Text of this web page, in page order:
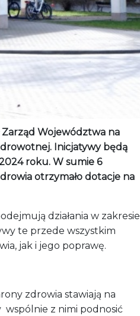
Zarząd Województwa na
Inicjatywy będą
roku. W sumie 6
otrzymało dotacje na
działania w zakresie
te przede wszystkim
jak i jego poprawę.
zdrowia stawiają na
z nimi podnosić